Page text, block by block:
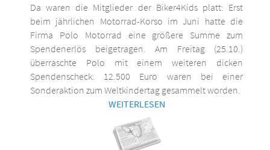
Da waren die Mitglieder der Biker4Kids platt: Erst
beim jährlichen Motorrad-Korso im Juni hatte die
Firma Polo Motorrad eine größere Summe zum
Spendenerlös beigetragen. Am Freitag (25.10.)
überraschte Polo mit einem weiteren dicken
Spendenscheck: 12.500 Euro waren bei einer
Sonderaktion zum Weltkindertag gesammelt worden.
WEITERLESEN